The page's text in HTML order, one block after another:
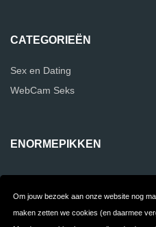
Om jouw bezoek aan onze website nog
maken zetten we cookies (en daarmee
CATEGORIEËN
Sex en Dating
WebCam Seks
ENORMEPIKKEN
Contact
Privacy